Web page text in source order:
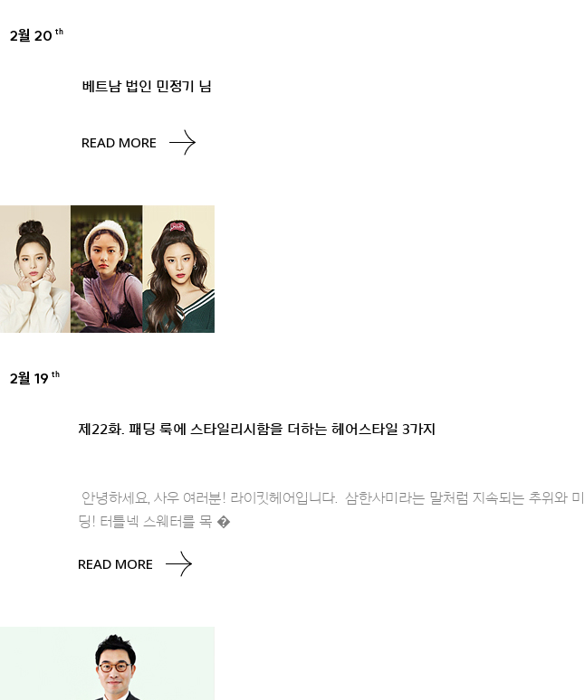
2월 20 th
베트남 법인 민정기 님
READ MORE
2월 19 th
제22화. 패딩 룩에 스타일리시함을 더하는 헤어스타일 3가지
안녕하세요, 사우 여러분! 라이킷헤어입니다. 삼한사미라는 말처럼 지속되는 추위와
딩! 터틀넥 스웨터를 목 �
READ MORE